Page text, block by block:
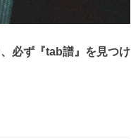
必ず『tab譜』を見つけ